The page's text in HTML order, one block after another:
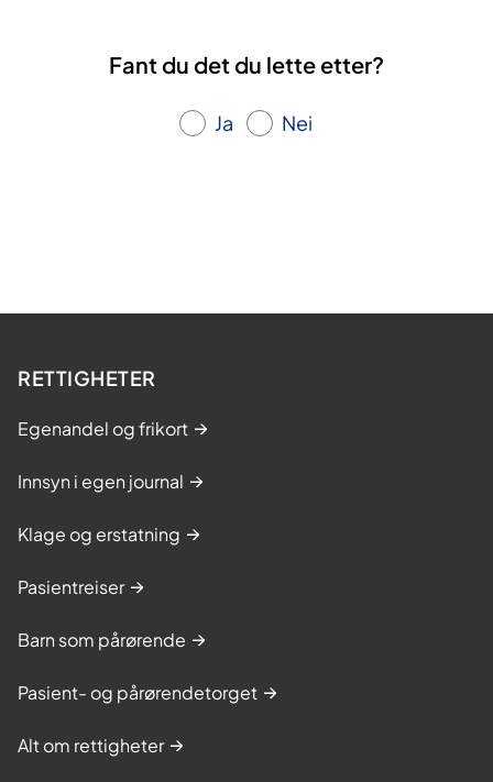
Fant du det du lette etter?
Ja Nei
RETTIGHETER
Egenandel og frikort
Innsyn i egen journal
Klage og erstatning
Pasientreiser
Barn som pårørende
Pasient- og pårørendetorget
Alt om rettigheter